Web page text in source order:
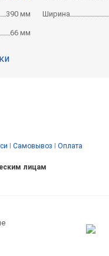
390 мм Ширина
66 мм
Самовывоз Оплата
лицам